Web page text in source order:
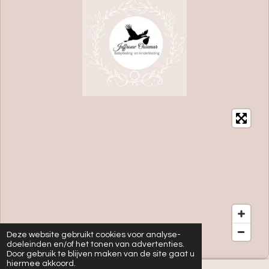
Deze website gebruikt cookies voor analyse-
doeleinden en/of het tonen van advertenties.
Door gebruik te blijven maken van de site gaat u
hiermee akkoord.